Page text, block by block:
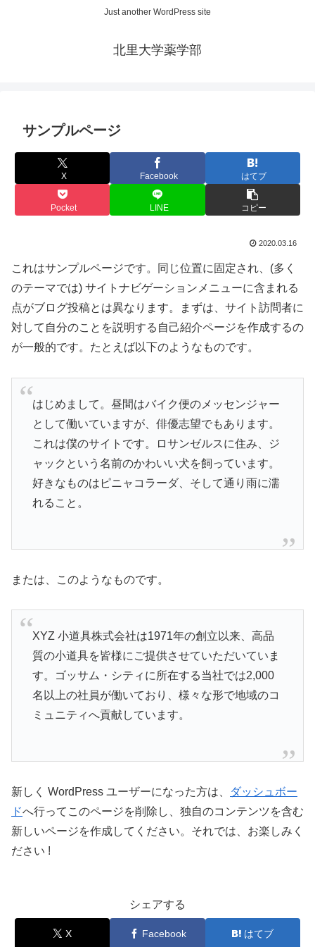
Just another WordPress site
北里大学薬学部
サンプルページ
X Facebook はてブ
Pocket LINE コピー
2020.03.16
これはサンプルページです。同じ位置に固定され、(多く
のテーマでは) サイトナビゲーションメニューに含まれる
点がブログ投稿とは異なります。まずは、サイト訪問者に
対して自分のことを説明する自己紹介ページを作成するの
が一般的です。たとえば以下のようなものです。
はじめまして。昼間はバイク便のメッセンジャー
として働いていますが、俳優志望でもあります。
これは僕のサイトです。ロサンゼルスに住み、ジ
ャックという名前のかわいい犬を飼っています。
好きなものはピニャコラーダ、そして通り雨に濡
れること。
または、このようなものです。
XYZ 小道具株式会社は1971年の創立以来、高品
質の小道具を皆様にご提供させていただいていま
す。ゴッサム・シティに所在する当社では2,000
名以上の社員が働いており、様々な形で地域のコ
ミュニティへ貢献しています。
新しく WordPress ユーザーになった方は、
ダッシュボー
ドへ行ってこのページを削除し、独自のコンテンツを含む
新しいページを作成してください。それでは、お楽しみく
ださい !
シェアする
X Facebook はてブ